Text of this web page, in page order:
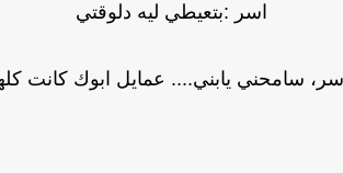
اسر :بتعيطي ليه دلوقتي
سامحني يابني.... عمايل ابوك كانت